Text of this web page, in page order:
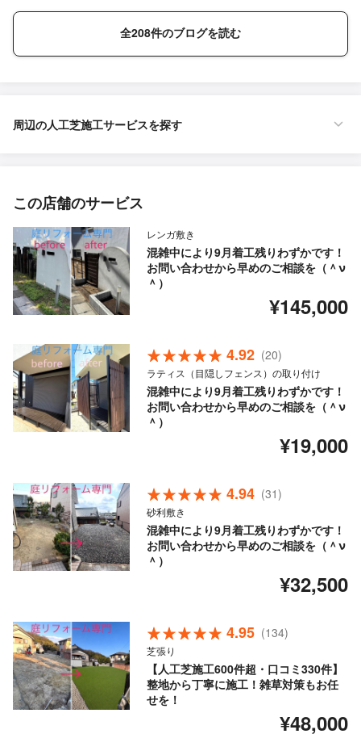
全208件のブログを読む
周辺の人工芝施工サービスを探す
この店舗のサービス
レンガ敷き
混雑中により9月着工残りわずかです！
お問い合わせから早めのご相談を（＾ν
＾）
¥145,000
4.92 (20)
ラティス（目隠しフェンス）の取り付け
混雑中により9月着工残りわずかです！
お問い合わせから早めのご相談を（＾ν
＾）
¥19,000
4.94 (31)
砂利敷き
混雑中により9月着工残りわずかです！
お問い合わせから早めのご相談を（＾ν
＾）
¥32,500
4.95 (134)
芝張り
【人工芝施工600件超・口コミ330件】
整地から丁寧に施工！雑草対策もお任
せを！
¥48,000